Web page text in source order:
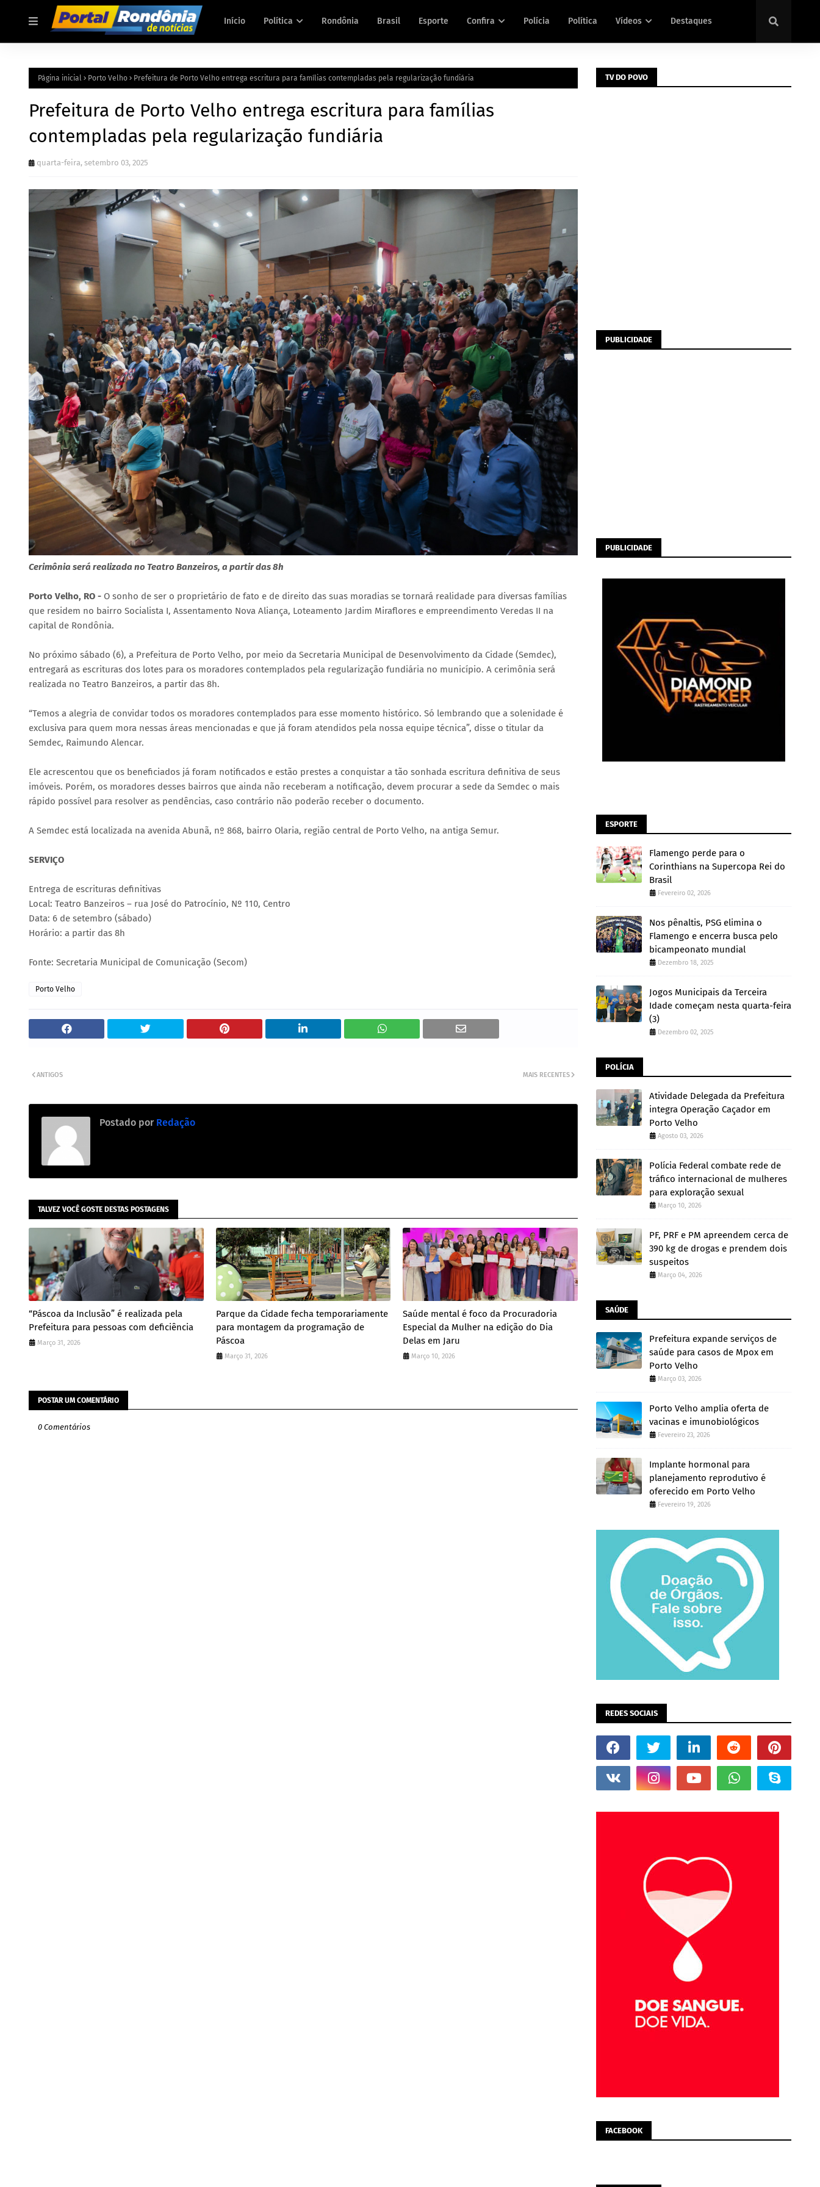
Início Política Rondônia Brasil Esporte Confira Polícia Política Vídeos Destaques
Página inicial Porto Velho Prefeitura de Porto Velho entrega escritura para famílias contempladas pela regularização fundiária
Prefeitura de Porto Velho entrega escritura para famílias
contempladas pela regularização fundiária
quarta-feira, setembro 03, 2025
Cerimônia será realizada no Teatro Banzeiros, a partir das 8h
Porto Velho, RO - O sonho de ser o proprietário de fato e de direito das suas moradias se tornará realidade para diversas famílias
que residem no bairro Socialista I, Assentamento Nova Aliança, Loteamento Jardim Miraflores e empreendimento Veredas II na
capital de Rondônia.
No próximo sábado (6), a Prefeitura de Porto Velho, por meio da Secretaria Municipal de Desenvolvimento da Cidade (Semdec),
entregará as escrituras dos lotes para os moradores contemplados pela regularização fundiária no município. A cerimônia será
realizada no Teatro Banzeiros, a partir das 8h.
“Temos a alegria de convidar todos os moradores contemplados para esse momento histórico. Só lembrando que a solenidade é
exclusiva para quem mora nessas áreas mencionadas e que já foram atendidos pela nossa equipe técnica”, disse o titular da
Semdec, Raimundo Alencar.
Ele acrescentou que os beneficiados já foram notificados e estão prestes a conquistar a tão sonhada escritura definitiva de seus
imóveis. Porém, os moradores desses bairros que ainda não receberam a notificação, devem procurar a sede da Semdec o mais
rápido possível para resolver as pendências, caso contrário não poderão receber o documento.
A Semdec está localizada na avenida Abunã, nº 868, bairro Olaria, região central de Porto Velho, na antiga Semur.
SERVIÇO
Entrega de escrituras definitivas
Local: Teatro Banzeiros – rua José do Patrocínio, Nº 110, Centro
Data: 6 de setembro (sábado)
Horário: a partir das 8h
Fonte: Secretaria Municipal de Comunicação (Secom)
Porto Velho
MAIS RECENTES
ANTIGOS
Postado por Redação
TALVEZ VOCÊ GOSTE DESTAS POSTAGENS
“Páscoa da Inclusão” é realizada pela
Prefeitura para pessoas com deficiência
Março 31, 2026
Parque da Cidade fecha temporariamente
para montagem da programação de
Páscoa
Março 31, 2026
Saúde mental é foco da Procuradoria
Especial da Mulher na edição do Dia
Delas em Jaru
Março 10, 2026
POSTAR UM COMENTÁRIO
0 Comentários
TV DO POVO
PUBLICIDADE
PUBLICIDADE
ESPORTE
Flamengo perde para o
Corinthians na Supercopa Rei do
Brasil
Fevereiro 02, 2026
Nos pênaltis, PSG elimina o
Flamengo e encerra busca pelo
bicampeonato mundial
Dezembro 18, 2025
Jogos Municipais da Terceira
Idade começam nesta quarta-feira
(3)
Dezembro 02, 2025
POLÍCIA
Atividade Delegada da Prefeitura
integra Operação Caçador em
Porto Velho
Agosto 03, 2026
Polícia Federal combate rede de
tráfico internacional de mulheres
para exploração sexual
Março 10, 2026
PF, PRF e PM apreendem cerca de
390 kg de drogas e prendem dois
suspeitos
Março 04, 2026
SAÚDE
Prefeitura expande serviços de
saúde para casos de Mpox em
Porto Velho
Março 03, 2026
Porto Velho amplia oferta de
vacinas e imunobiológicos
Fevereiro 23, 2026
Implante hormonal para
planejamento reprodutivo é
oferecido em Porto Velho
Fevereiro 19, 2026
REDES SOCIAIS
FACEBOOK